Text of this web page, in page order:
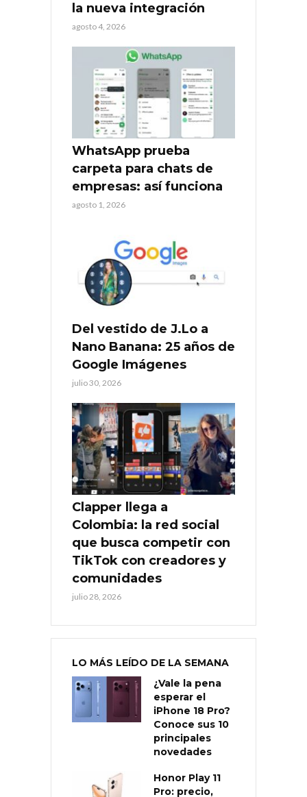
la nueva integración
agosto 4, 2026
WhatsApp prueba
carpeta para chats de
empresas: así funciona
agosto 1, 2026
Del vestido de J.Lo a
Nano Banana: 25 años de
Google Imágenes
julio 30, 2026
Clapper llega a
Colombia: la red social
que busca competir con
TikTok con creadores y
comunidades
julio 28, 2026
LO MÁS LEÍDO DE LA SEMANA
¿Vale la pena
esperar el
iPhone 18 Pro?
Conoce sus 10
principales
novedades
Honor Play 11
Pro: precio,